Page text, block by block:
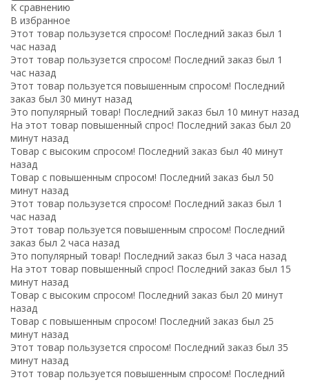
К сравнению
В избранное
Этот товар пользузется спросом! Последний заказ был 1
час назад
Этот товар пользузется спросом! Последний заказ был 1
час назад
Этот товар пользуется повышенным спросом! Последний
заказ был 30 минут назад
Это популярный товар! Последний заказ был 10 минут назад
На этот товар повышенный спрос! Последний заказ был 20
минут назад
Товар с высоким спросом! Последний заказ был 40 минут
назад
Товар с повышенным спросом! Последний заказ был 50
минут назад
Этот товар пользузется спросом! Последний заказ был 1
час назад
Этот товар пользуется повышенным спросом! Последний
заказ был 2 часа назад
Это популярный товар! Последний заказ был 3 часа назад
На этот товар повышенный спрос! Последний заказ был 15
минут назад
Товар с высоким спросом! Последний заказ был 20 минут
назад
Товар с повышенным спросом! Последний заказ был 25
минут назад
Этот товар пользузется спросом! Последний заказ был 35
минут назад
Этот товар пользуется повышенным спросом! Последний